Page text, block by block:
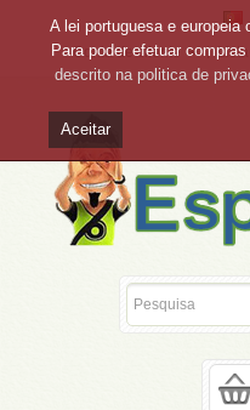
Conta de cliente
A lei portuguesa e europeia
Para poder efetuar
descrito na politica de
Aceitar